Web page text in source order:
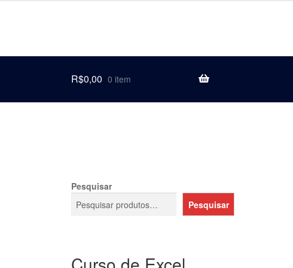
R$0,00 0 item
Pesquisar
Pesquisar